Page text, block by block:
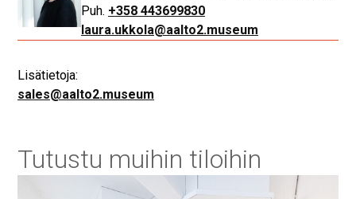
+358 443699830
laura.ukkola@aalto2.museum
Lisätietoja:
sales@aalto2.museum
Tutustu muihin tiloihin